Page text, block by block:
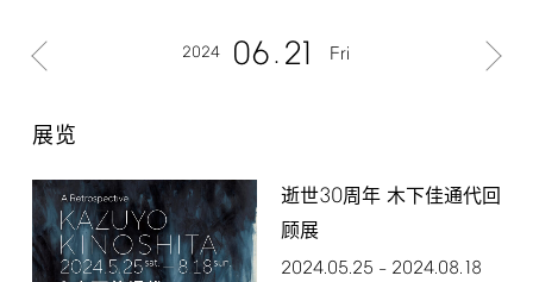
2024 06 21 Fri
展览
逝世30周年 木下佳通代回
顾展
2024.05.25 – 2024.08.18